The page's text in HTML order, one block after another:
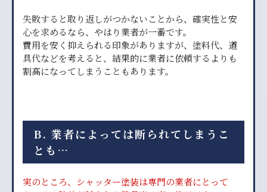
失敗すると取り返しがつかないことから、確実性と安
心を求めるなら、やはり業者が一番です。
費用を安く抑えられる印象がありますが、塗料代、道
具代などを考えると、結果的に業者に依頼するよりも
割高になってしまうこともあります。
B. 業者によっては断られてしまうこ
とも…
実のところ、シャッター塗装は専門の業者にとって